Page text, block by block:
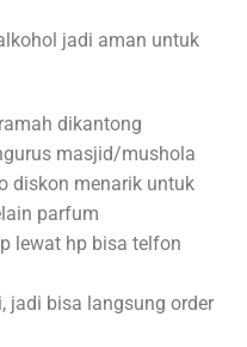
jadi aman untuk
dikantong
masjid/mushola
diskon menarik untuk
parfum
lewat hp bisa telfon
jadi bisa langsung order